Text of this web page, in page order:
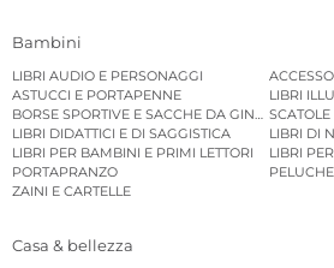
Bambini
LIBRI AUDIO E PERSONAGGI
ASTUCCI E PORTAPENNE
LIBRI
BORSE SPORTIVE E SACCHE DA GINNASTICA
LIBRI DIDATTICI E DI SAGGISTICA
LIBRI DI
LIBRI PER BAMBINI E PRIMI LETTORI
LIBRI
PORTAPRANZO
PELUCHE
ZAINI E CARTELLE
Casa & bellezza